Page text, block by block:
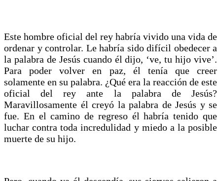
Este hombre oficial del rey habría vivido una vida de
ordenar y controlar. Le habría sido difícil obedecer a
la palabra de Jesús cuando él dijo, ‘ve, tu hijo vive’.
Para poder volver en paz, él tenía que creer
solamente en su palabra. ¿Qué era la reacción de este
oficial del rey ante la palabra de Jesús?
Maravillosamente él creyó la palabra de Jesús y se
fue. En el camino de regreso él habría tenido que
luchar contra toda incredulidad y miedo a la posible
muerte de su hijo.